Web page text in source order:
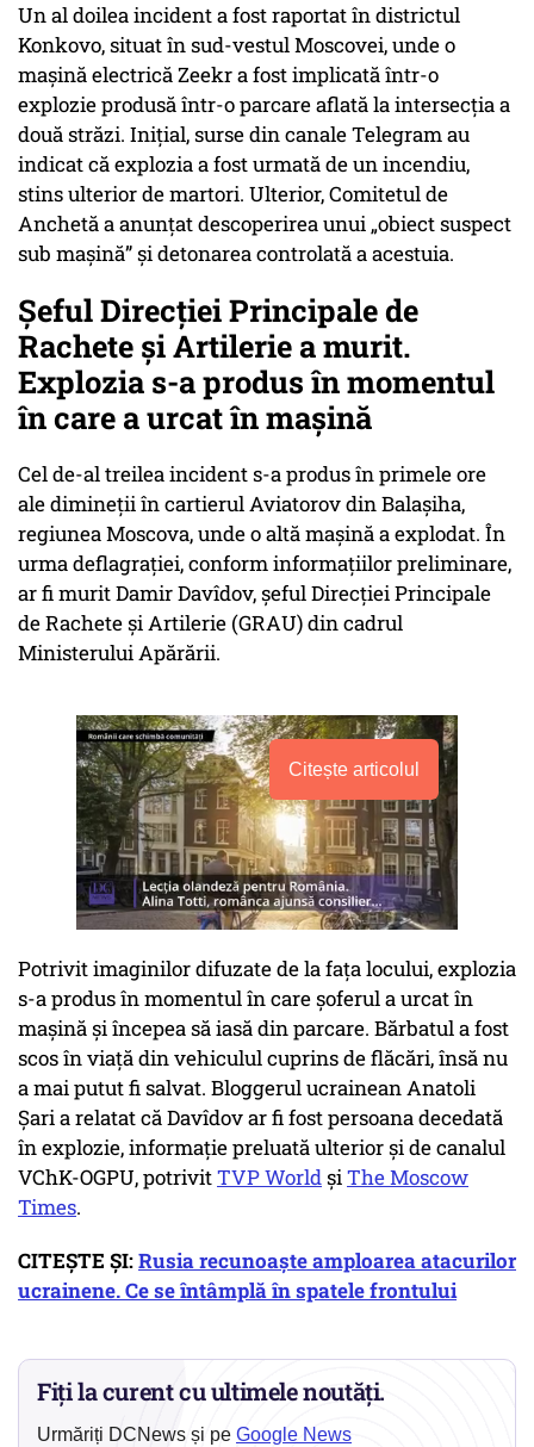
Un al doilea incident a fost raportat în districtul
Konkovo, situat în sud-vestul Moscovei, unde o
mașină electrică Zeekr a fost implicată într-o
explozie produsă într-o parcare aflată la intersecția a
două străzi. Inițial, surse din canale Telegram au
indicat că explozia a fost urmată de un incendiu,
stins ulterior de martori. Ulterior, Comitetul de
Anchetă a anunțat descoperirea unui „obiect suspect
sub mașină” și detonarea controlată a acestuia.
Șeful Direcției Principale de
Rachete și Artilerie a murit.
Explozia s-a produs în momentul
în care a urcat în mașină
Cel de-al treilea incident s-a produs în primele ore
ale dimineții în cartierul Aviatorov din Balașiha,
regiunea Moscova, unde o altă mașină a explodat. În
urma deflagrației, conform informațiilor preliminare,
ar fi murit Damir Davîdov, șeful Direcției Principale
de Rachete și Artilerie (GRAU) din cadrul
Ministerului Apărării.
Citește articolul
Potrivit imaginilor difuzate de la fața locului, explozia
s-a produs în momentul în care șoferul a urcat în
mașină și începea să iasă din parcare. Bărbatul a fost
scos în viață din vehiculul cuprins de flăcări, însă nu
a mai putut fi salvat. Bloggerul ucrainean Anatoli
Șari a relatat că Davîdov ar fi fost persoana decedată
în explozie, informație preluată ulterior și de canalul
VChK-OGPU, potrivitTVP WorldșiThe Moscow
Times.
CITEȘTE ȘI:Rusia recunoaște amploarea atacurilor
ucrainene. Ce se întâmplă în spatele frontului
Fiți la curent cu ultimele noutăți.
Urmăriți DCNews și pe Google News